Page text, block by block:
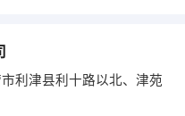
利津县利十路以北、津苑